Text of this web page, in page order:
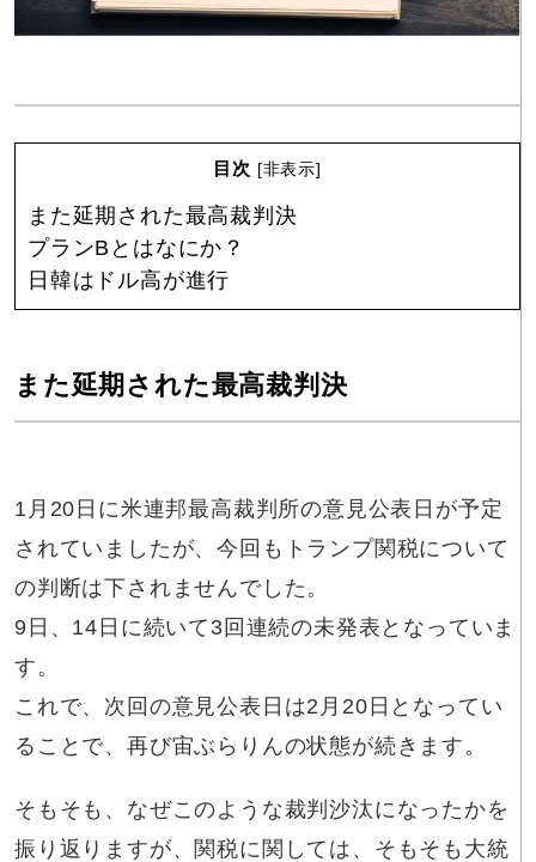
目次 [非表示]
また延期された最高裁判決
プランBとはなにか？
日韓はドル高が進行
また延期された最高裁判決
1月20日に米連邦最高裁判所の意見公表日が予定
されていましたが、今回もトランプ関税について
の判断は下されませんでした。
9日、14日に続いて3回連続の未発表となっていま
す。
これで、次回の意見公表日は2月20日となってい
ることで、再び宙ぶらりんの状態が続きます。
そもそも、なぜこのような裁判沙汰になったかを
振り返りますが、関税に関しては、そもそも大統